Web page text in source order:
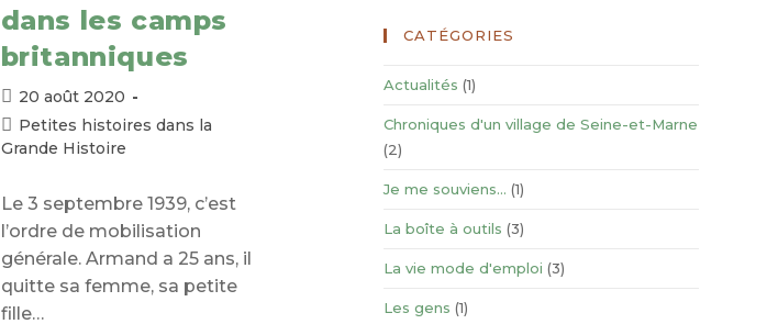
dans les camps
britanniques
Publication
publiée :
20 août 2020
Post
category:
Petites histoires dans la
Grande Histoire
Le 3 septembre 1939, c’est
l’ordre de mobilisation
générale. Armand a 25 ans, il
quitte sa femme, sa petite
fille…
CATÉGORIES
Actualités (1)
Chroniques d'un village de Seine-et-Marne
(2)
Je me souviens… (1)
La boîte à outils (3)
La vie mode d'emploi (3)
Les gens (1)